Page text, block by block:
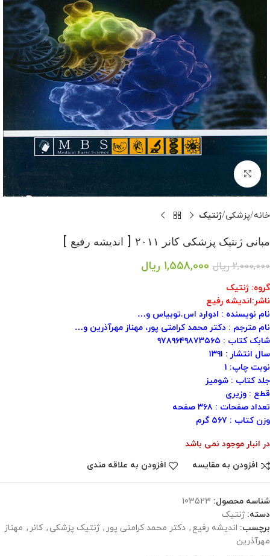
بزرگنمایی تصویر
خانه پزشکی ژنتیک
مبانی ژنتیک پزشکی کانر ۲۰۱۱ [ اندیشه رفیع ]
2,000,000 ریال 1,558,000 ریال
گروه: ژنتیک
ناشر:اندیشه رفیع
نام نویسنده : ادوارد اس.توبیاس و…
نام مترجم : دکتر محمد کرامتی پور، مهناز مهرآذرین و…
شابک کتاب : ۹۷۸۹۶۴۹۸۷۳۵۶۵
سال انتشار : ۱۳۹۱
نوبت چاپ: ۱
جلد کتاب : شومیز
قطع : وزیری
تعداد صفحات : ۳۶۸ صفحه
وزن کتاب : ۵۶۷ گرم
در انبار موجود نمی باشد
افزودن به مقایسه
افزودن به علاقه مندی
شناسه محصول: 103523
دسته: ژنتیک
برچسب: اندیشه رفیع , دکتر محمد کرامتی پور , ژنتیک پزشکی , کانر , مهناز
مهرآذرین